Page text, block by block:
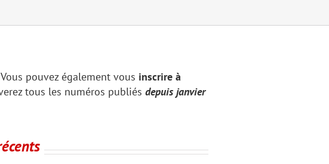
Vous pouvez également vous inscrire à
tous les numéros publiés depuis janvier